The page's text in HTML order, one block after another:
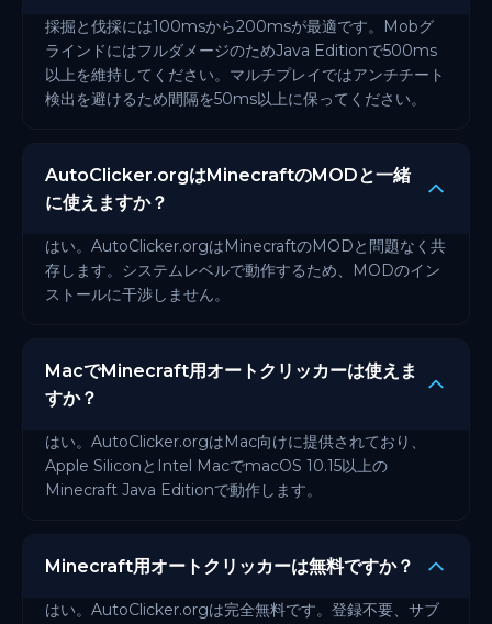
採掘と伐採には100msから200msが最適です。Mobグ
ラインドにはフルダメージのためJava Editionで500ms
以上を維持してください。マルチプレイではアンチチート
検出を避けるため間隔を50ms以上に保ってください。
AutoClicker.orgはMinecraftのMODと一緒
に使えますか？
はい。AutoClicker.orgはMinecraftのMODと問題なく共
存します。システムレベルで動作するため、MODのイン
ストールに干渉しません。
MacでMinecraft用オートクリッカーは使えま
すか？
はい。AutoClicker.orgはMac向けに提供されており、
Apple SiliconとIntel MacでmacOS 10.15以上の
Minecraft Java Editionで動作します。
Minecraft用オートクリッカーは無料ですか？
はい。AutoClicker.orgは完全無料です。登録不要、サブ